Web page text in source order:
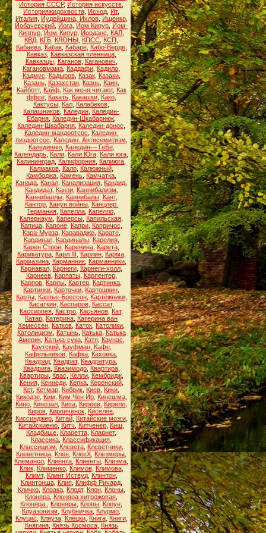
История СССР, История искусств
Историяжидохвоста Исход Ит,
Италия, Иудейщина, Ихлов, Ищенко,
Йобачевский Йога Йом Кипур Йом-
Киппур, Йом-Кипур, Йорданс КАЛ,
КВД КГБ КЛОНЫ КПСС КСП
Кабаева, Кабак, Кабаре, Кабо-Верде,
Кавказ, Кавказская пленница,
Кавказцы, Каганов, Каганович
Кагановмама Каддафи Кадило
Кадмус
Кадыров, Казак, Казаки,
Казань, Казахстан, Казнь, Каин,
Кайботт, Кайф, Как меня читают, Как
ффсе, Какать, Какашки, Како,
Кактусы Кал Калабеков
Калашников Каледин Каледин-
Ебарня Каледин-Шкабарнюк
Каледин-Шкабарня Каледин-донос
Каледин-мандоотсос
Каледин-
пиздоотсос
Каледин. Антисемитизм
Калединню, Каледин— ГеБе,
Календарь Кали Кали Юга Кали юга
Калининград Калифорния Калиюга
Калмаков, Кало, Калюжный,
Камбоджа Камень Камчатка
Канада Канал Канализация Кандид
Кандидат, Канзи, Каннибализм
Каннибаллы, Каннибалы, Кант,
Кантор, Канун войны, Канцлер.
Германия Капелла Капелло
Капернаум
Каперсы Капильская
Капица, Капоне, Капри, Капричос
Кара-Мурза, Караваджо, Карате,
Кардинал, Кардиналы, Карелия,
Карен Строн Каренина Карета
Карикатура, Карл III Карлин, Карма,
Кармазина Карманник Карманники
Карнавал, Карнеги, Карнеги-холл,
Карнеев, Карпаты, Карпентер,
Карпов Карпы Картер Картинка
Картинки Карточки Картошкин
Карты, Картье-Брессон, Картёжники,
Касаткин, Каспаров, Кассат,
Кассиопея Кастро Касьянов Кат,
Катар Катерина Катерина ван
Хемессен Катков Каток Католики
Католицизм
Катынь, Катька, Катька
Америк, Катька-сука, Катя, Каунас
Каутский, Кауфман, Кафе,
Кафельников Кафка Каховка
Квадрад Квадрат, Квадратура
Квадрига, Квазимодо, Квартира,
Квартиры, Квас Келли, Кембридж,
Кения, Кеннеди, Кепка, Керенский,
Кет, Кетмар Кибрик Киев Кики
Кикодзе, Ким Ким Чен Ир, Кинешма,
Кино Кинозал Кипа Киреев Кирилл
Киров Кирпичёнок Киселёв
Киссинджер, Китай, Китайские мозги,
Китайскиеню Китч Китченер Киш
Кладбище Кларетта Кларнет,
Классика Классификация
Классицизм
Клевета, Клеветники,
Клеветница Клее КлееХ Клезмеры
Клемансо Клиента Клиенты Клизма
Клик, Клименко, Климов, Климова,
Климт, Клинт Иствуд, Клинтон,
Клинтонша, Клип, Клифф Ричард,
Кличко, Клоака, Клодт, Клон, Клоны,
Клоняра Клоняра хитрожопая
Клоняра.
Клоняры Клопы Клоун
Клуазонизм
Клубничка Клурмо
Клуцис
Кляуза, Клёцки, Книга, Книги,
Княгиня, Князь Космоса, Князь